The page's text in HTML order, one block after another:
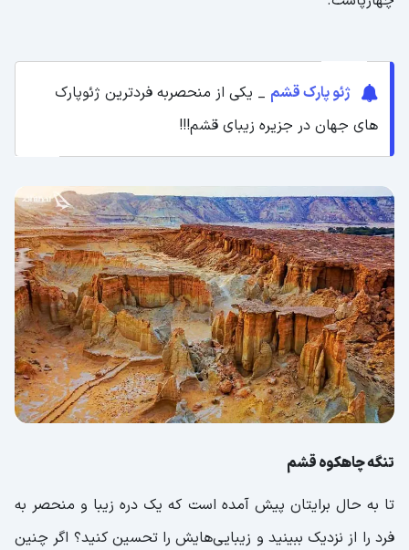
ژئو پارک قشم _ یکی از منحصربه‌ فردترین ژئوپارک
های جهان در جزیره زیبای قشم!!!
تنگه چاهکوه قشم
تا به حال برایتان پیش آمده است که یک دره زیبا و منحصر به
فرد را از نزدیک ببینید و زیبایی‌هایش را تحسین کنید؟ اگر چنین